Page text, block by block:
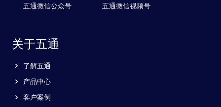
五通微信公众号 五通微信视频号
关于五通
了解五通
产品中心
客户案例